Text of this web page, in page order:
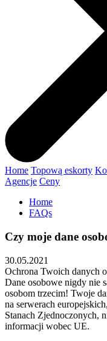
Home Topową eskorty
Agencje Ceny
Home
FAQs
Czy moje dane
30.05.2021
Ochrona Twoich danych
Dane osobowe nigdy nie
osobom trzecim! Twoje
na serwerach
Stanach Zjednoczonych,
informacji wobec UE.